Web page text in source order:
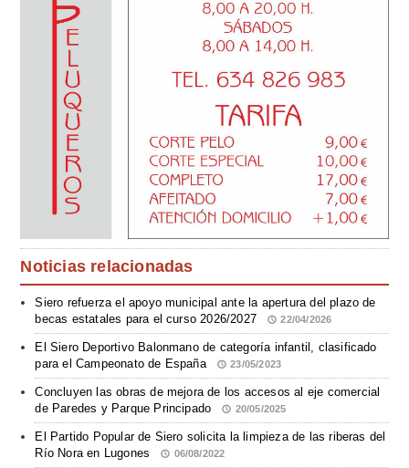
Noticias relacionadas
Siero refuerza el apoyo municipal ante la apertura del plazo de
becas estatales para el curso 2026/2027
22/04/2026
El Siero Deportivo Balonmano de categoría infantil, clasificado
para el Campeonato de España
23/05/2023
Concluyen las obras de mejora de los accesos al eje comercial
de Paredes y Parque Principado
20/05/2025
El Partido Popular de Siero solicita la limpieza de las riberas del
Río Nora en Lugones
06/08/2022